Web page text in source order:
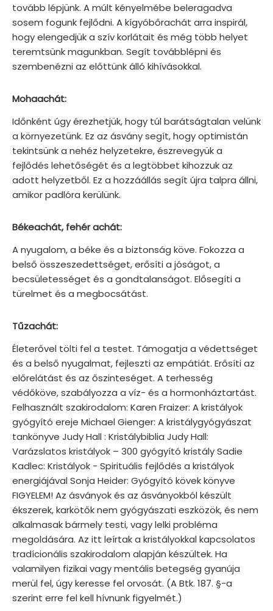
tovább lépjünk. A múlt kényelmébe beleragadva
sosem fogunk fejlődni. A kígyóbőrachát arra inspirál,
hogy elengedjük a szív korlátait és még több helyet
teremtsünk magunkban. Segít továbblépni és
szembenézni az előttünk álló kihívásokkal.
Mohaachát:
Időnként úgy érezhetjük, hogy túl barátságtalan velünk
a környezetünk. Ez az ásvány segít, hogy optimistán
tekintsünk a nehéz helyzetekre, észrevegyük a
fejlődés lehetőségét és a legtöbbet kihozzuk az
adott helyzetből. Ez a hozzáállás segít újra talpra állni,
amikor padlóra kerülünk.
Békeachát, fehér achát:
A nyugalom, a béke és a biztonság köve. Fokozza a
belső összeszedettséget, erősíti a jóságot, a
becsületességet és a gondtalanságot. Elősegíti a
türelmet és a megbocsátást.
Tűzachát:
Életerővel tölti fel a testet. Támogatja a védettséget
és a belső nyugalmat, fejleszti az empátiát. Erősíti az
előrelátást és az őszinteséget. A terhesség
védőköve, szabályozza a víz- és a hormonháztartást.
Felhasznált szakirodalom: Karen Fraizer: A kristályok
gyógyító ereje Michael Gienger: A kristálygyógyászat
tankönyve Judy Hall : Kristálybiblia Judy Hall:
Varázslatos kristályok – 300 gyógyító kristály Sadie
Kadlec: Kristályok - Spirituális fejlődés a kristályok
energiájával Sonja Heider: Gyógyító kövek könyve
FIGYELEM! Az ásványok és az ásványokból készült
ékszerek, karkötők nem gyógyászati eszközök, és nem
alkalmasak bármely testi, vagy lelki probléma
megoldására. Az itt leírtak a kristályokkal kapcsolatos
tradícionális szakirodalom alapján készültek. Ha
valamilyen fizikai vagy mentális betegség gyanúja
merül fel, úgy keresse fel orvosát. (A Btk. 187. §-a
szerint erre fel kell hívnunk figyelmét.)